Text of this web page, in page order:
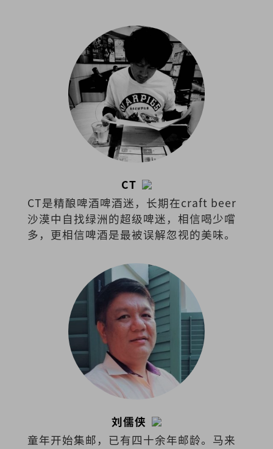
CT
CT是精酿啤酒啤酒迷，长期在craft beer
沙漠中自找绿洲的超级啤迷，相信喝少嚐
多，更相信啤酒是最被误解忽视的美味。
刘儒侠
童年开始集邮，已有四十余年邮龄。马来